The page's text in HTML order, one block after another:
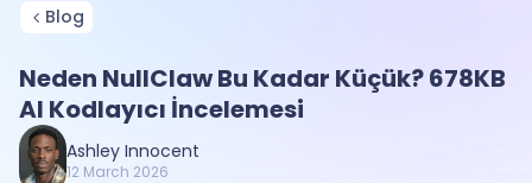
Blog
Neden NullClaw Bu Kadar Küçük? 678KB
AI Kodlayıcı İncelemesi
Ashley Innocent
12 March 2026